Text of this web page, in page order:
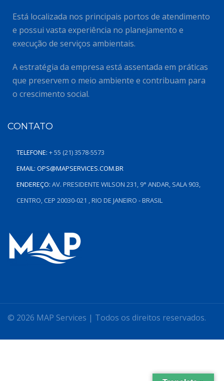
Está localizada nos principais portos de atendimento
e possui vasta experiência no planejamento e
execução de serviços ambientais.
A estratégia da empresa está assentada em práticas
que preservem o meio ambiente e contribuam para
o crescimento social.
CONTATO
TELEFONE: + 55 (21) 3578-5573
EMAIL: OPS@MAPSERVICES.COM.BR
ENDEREÇO: AV. PRESIDENTE WILSON 231, 9° ANDAR, SALA 903,
CENTRO, CEP 20030-021 , RIO DE JANEIRO - BRASIL
© 2026 MAP Services | Todos os direitos reservados.